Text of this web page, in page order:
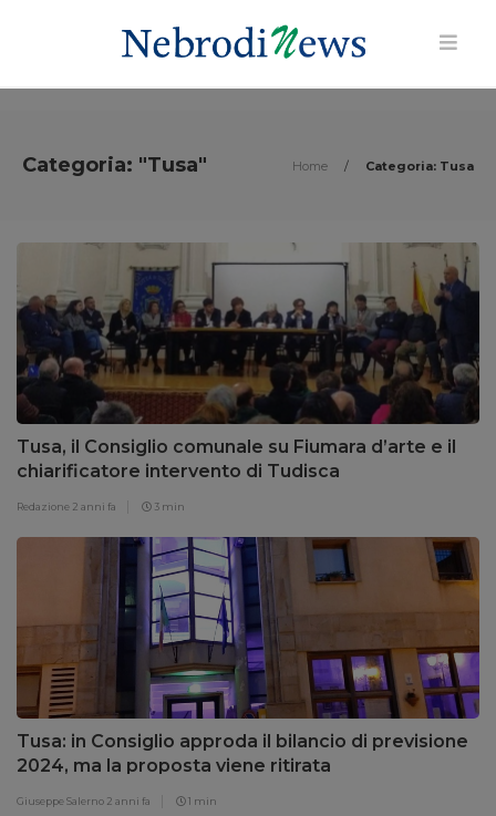
Categoria: "Tusa" Home / Categoria: Tusa
Tusa, il Consiglio comunale su Fiumara d’arte e il
chiarificatore intervento di Tudisca
Redazione 2 anni fa 3 min
Tusa: in Consiglio approda il bilancio di previsione
2024, ma la proposta viene ritirata
Giuseppe Salerno 2 anni fa 1 min